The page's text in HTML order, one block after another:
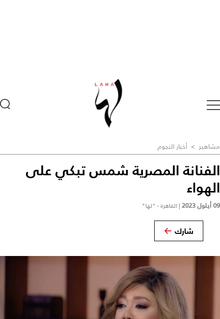
مشاهير > أخبار النجوم
الفنانة المصرية شمس تبكي على
الهواء
09 أيلول 2023 | القاهرة - "لها"
شارك